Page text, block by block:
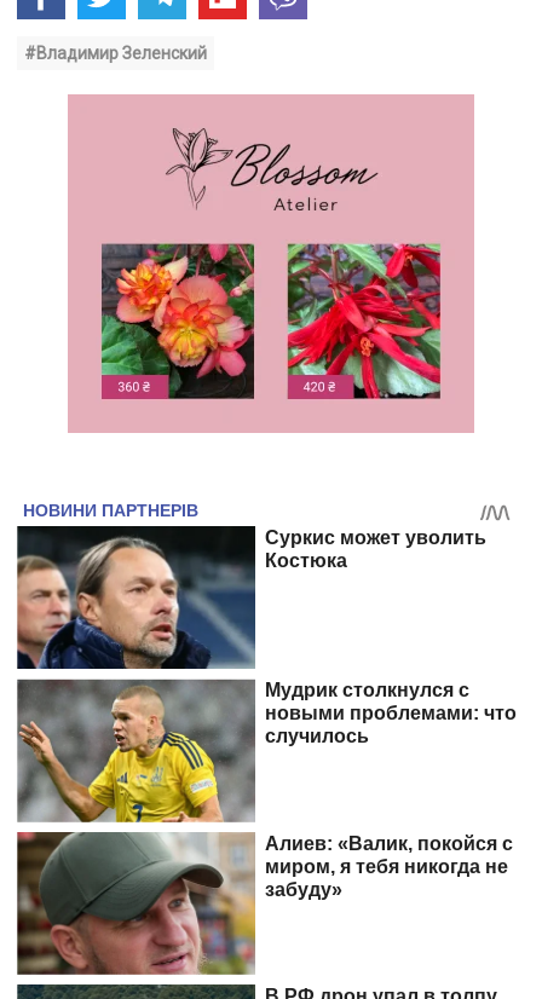
#Владимир Зеленский